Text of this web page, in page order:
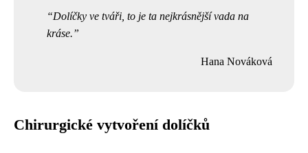
Dolíčky ve tváři, to je ta nejkrásnější vada na
kráse.
Hana Nováková
Chirurgické vytvoření dolíčků